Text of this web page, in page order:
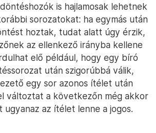
is hajlamosak lehetnek
sorozatokat: ha egymás után
hoztak, tudat alatt úgy érzik,
az ellenkező irányba kellene
elő például, hogy egy bíró
után szigorúbbá válik,
egy sor azonos ítélet után
változtat a következőn még akkor
ugyanaz az ítélet lenne a jogos.